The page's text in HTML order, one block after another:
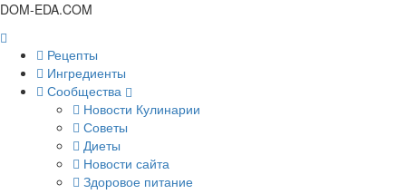
DOM-EDA.COM
Рецепты
Ингредиенты
Сообщества
Новости Кулинарии
Советы
Диеты
Новости сайта
Здоровое питание